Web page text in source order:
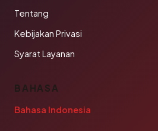
Tentang
Kebijakan Privasi
Syarat Layanan
BAHASA
Bahasa Indonesia